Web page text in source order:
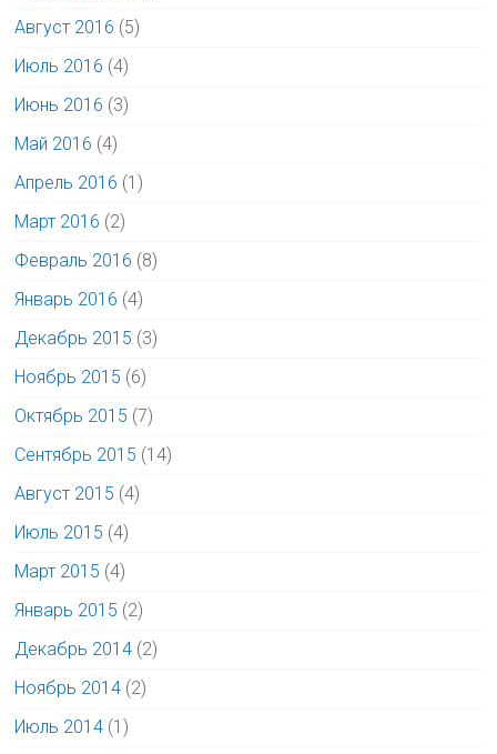
Август 2016 (5)
Июль 2016 (4)
Июнь 2016 (3)
Май 2016 (4)
Апрель 2016 (1)
Март 2016 (2)
Февраль 2016 (8)
Январь 2016 (4)
Декабрь 2015 (3)
Ноябрь 2015 (6)
Октябрь 2015 (7)
Сентябрь 2015 (14)
Август 2015 (4)
Июль 2015 (4)
Март 2015 (4)
Январь 2015 (2)
Декабрь 2014 (2)
Ноябрь 2014 (2)
Июль 2014 (1)